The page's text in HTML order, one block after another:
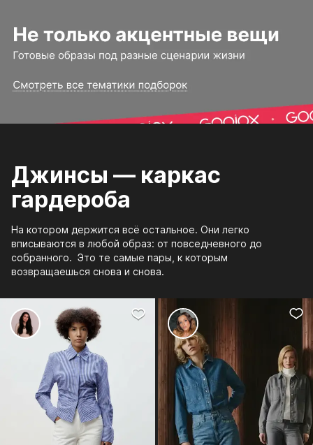
Джинсы — каркас
гардероба
На котором держится всё остальное. Они легко
вписываются в любой образ: от повседневного до
собранного. Это те самые пары, к которым
возвращаешься снова и снова.